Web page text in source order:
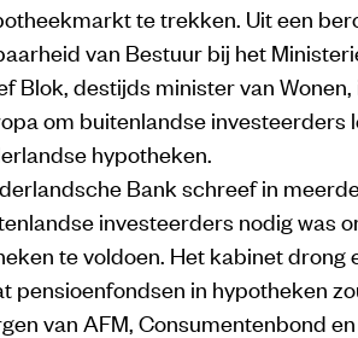
te trekken. Uit een
van Bestuur bij het
Blok, destijds minister van
om buitenlandse
hypotheken.
Bank schreef in
investeerders nodig was
te voldoen. Het kabinet drong
pensioenfondsen in hypotheken
van AFM, Consumentenbond